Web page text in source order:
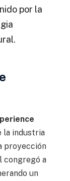
por la
la industria
proyección
congregó a
un